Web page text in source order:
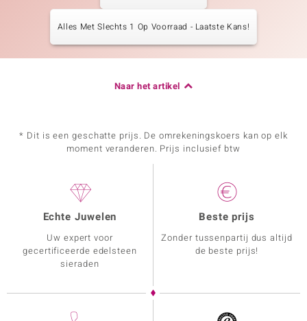
Alles Met Slechts 1 Op Voorraad - Laatste Kans!
Naar het artikel
* Dit is een geschatte prijs. De omrekeningskoers kan op elk
moment veranderen. Prijs inclusief btw
Echte Juwelen
Uw expert voor
gecertificeerde edelsteen
sieraden
Beste prijs
Zonder tussenpartij dus altijd
de beste prijs!